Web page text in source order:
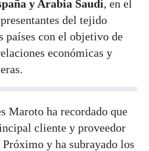
y Arabia Saudí, en el
del tejido
países con el objetivo de
económicas y
Maroto ha recordado que
cliente y proveedor
Próximo y ha subrayado los